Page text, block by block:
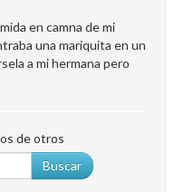
en camna de mi
una mariquita en un
a mi hermana pero
de otros
Buscar